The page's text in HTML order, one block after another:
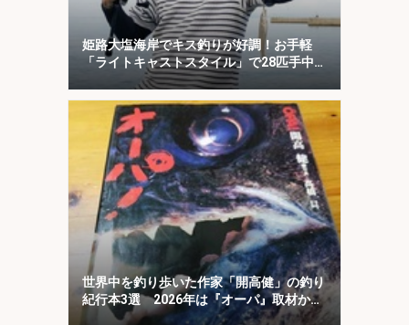
姫路大塩海岸でキス釣りが好調！お手軽
「ライトキャストスタイル」で28匹手中
世界中を釣り歩いた作家「開高健」の釣り
紀行本3選 2026年は『オーパ』取材から
50周年